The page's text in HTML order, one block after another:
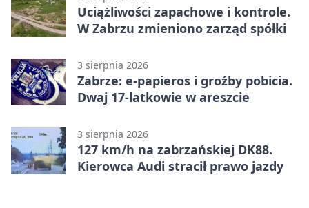
Uciążliwości zapachowe i kontrole.
W Zabrzu zmieniono zarząd spółki
3 sierpnia 2026
Zabrze: e-papieros i groźby pobicia.
Dwaj 17-latkowie w areszcie
3 sierpnia 2026
127 km/h na zabrzańskiej DK88.
Kierowca Audi stracił prawo jazdy